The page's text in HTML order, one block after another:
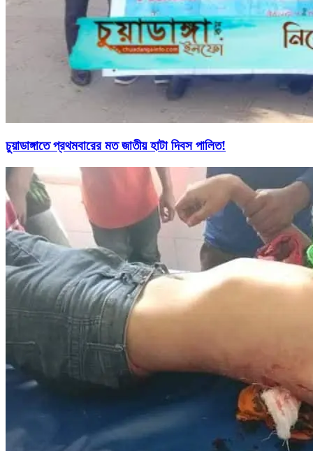
চুয়াডাঙ্গাতে প্রথমবারের মত জাতীয় হাটা দিবস পালিত!